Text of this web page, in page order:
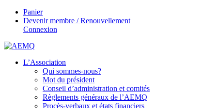
Panier
Devenir membre / Renouvellement
Connexion
L’Association
Qui sommes-nous?
Mot du président
Conseil d’administration et comités
Règlements généraux de l’AEMQ
Procès-verbaux et états financiers